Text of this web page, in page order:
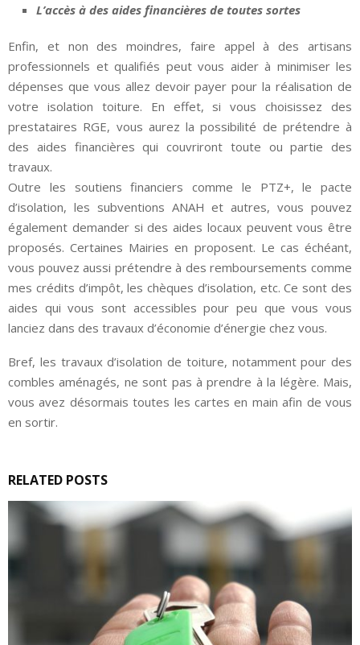
L’accès à des aides financières de toutes sortes
Enfin, et non des moindres, faire appel à des artisans
professionnels et qualifiés peut vous aider à minimiser les
dépenses que vous allez devoir payer pour la réalisation de
votre isolation toiture. En effet, si vous choisissez des
prestataires RGE, vous aurez la possibilité de prétendre à
des aides financières qui couvriront toute ou partie des
travaux.
Outre les soutiens financiers comme le PTZ+, le pacte
d’isolation, les subventions ANAH et autres, vous pouvez
également demander si des aides locaux peuvent vous être
proposés. Certaines Mairies en proposent. Le cas échéant,
vous pouvez aussi prétendre à des remboursements comme
mes crédits d’impôt, les chèques d’isolation, etc. Ce sont des
aides qui vous sont accessibles pour peu que vous vous
lanciez dans des travaux d’économie d’énergie chez vous.
Bref, les travaux d’isolation de toiture, notamment pour des
combles aménagés, ne sont pas à prendre à la légère. Mais,
vous avez désormais toutes les cartes en main afin de vous
en sortir.
RELATED POSTS